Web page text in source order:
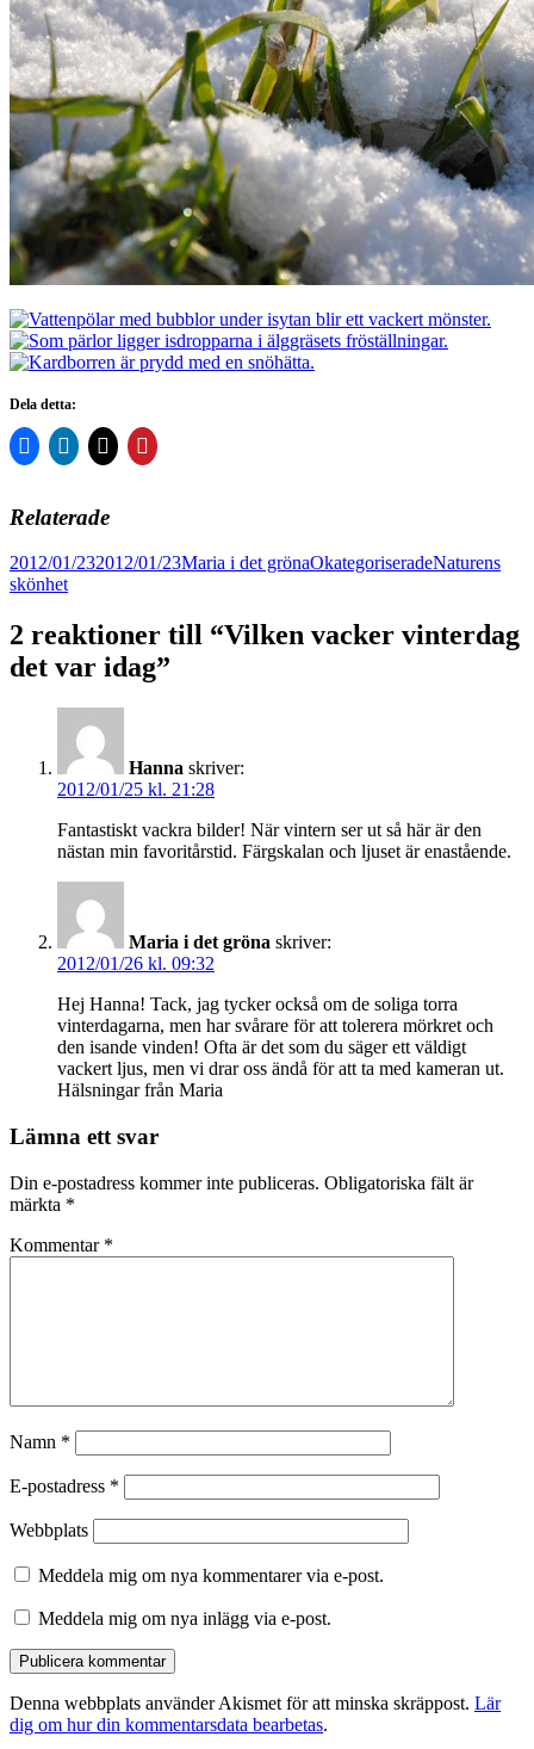
Dela detta:
Relaterade
Postat
2012/01/232012/01/23Författare
Maria i det grönaKategorier
OkategoriseradeTaggar
Naturens
skönhet
2 reaktioner till “Vilken vacker vinterdag
det var idag”
Hanna skriver:
2012/01/25 kl. 21:28
Fantastiskt vackra bilder! När vintern ser ut så här är den
nästan min favoritårstid. Färgskalan och ljuset är enastående.
Maria i det gröna skriver:
2012/01/26 kl. 09:32
Hej Hanna! Tack, jag tycker också om de soliga torra
vinterdagarna, men har svårare för att tolerera mörkret och
den isande vinden! Ofta är det som du säger ett väldigt
vackert ljus, men vi drar oss ändå för att ta med kameran ut.
Hälsningar från Maria
Lämna ett svar
Din e-postadress kommer inte publiceras. Obligatoriska fält är
märkta *
Kommentar *
Namn *
E-postadress *
Webbplats
Meddela mig om nya kommentarer via e-post.
Meddela mig om nya inlägg via e-post.
Denna webbplats använder Akismet för att minska skräppost. Lär
dig om hur din kommentarsdata bearbetas.